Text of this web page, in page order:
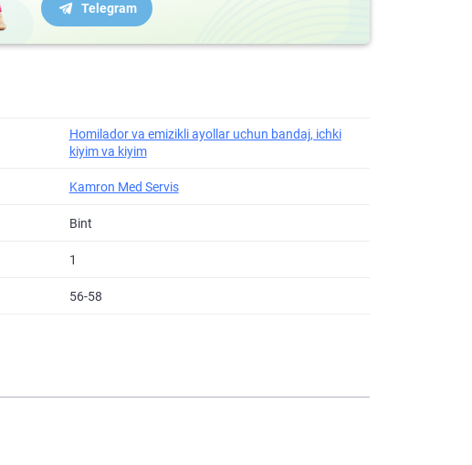
Telegram
Homilador va emizikli ayollar uchun bandaj, ichki
kiyim va kiyim
Kamron Med Servis
Bint
1
56-58